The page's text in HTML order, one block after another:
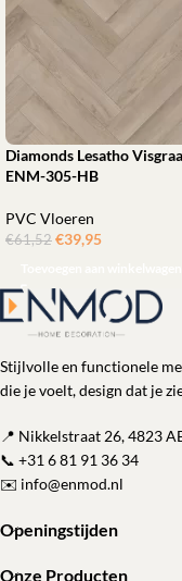
Diamonds Lesatho
ENM-305-HB
PVC Vloeren
€61,52 €39,95
Stijlvolle en functionele
die je voelt, design dat je
📍 Nikkelstraat 26, 4823
📞 +31 6 81 91 36 34
✉️ info@enmod.nl
Openingstijden
Onze Producten